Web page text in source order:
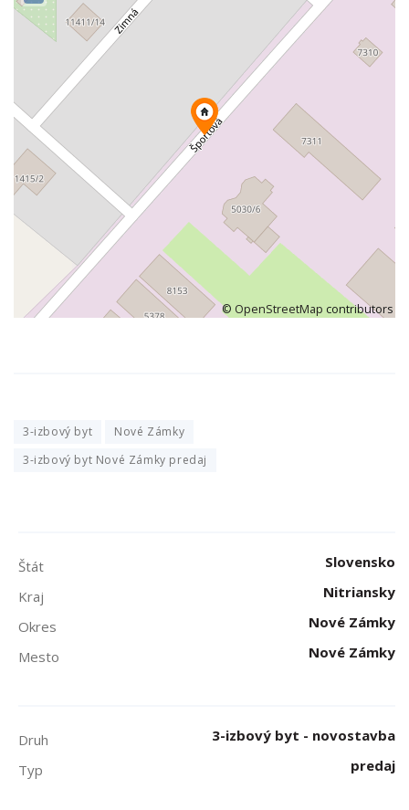
© OpenStreetMap contributors
3-izbový byt
Nové Zámky
3-izbový byt Nové Zámky predaj
Štát
Slovensko
Kraj
Nitriansky
Okres
Nové Zámky
Mesto
Nové Zámky
Druh
3-izbový byt - novostavba
Typ
predaj